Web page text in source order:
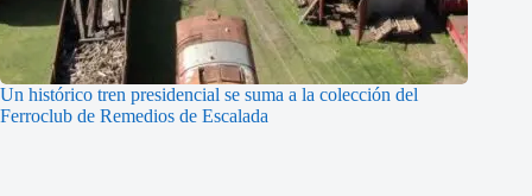
Un histórico tren presidencial se suma a la colección del
Ferroclub de Remedios de Escalada